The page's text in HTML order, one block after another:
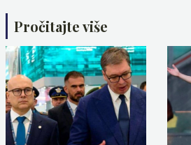
Pročitajte više